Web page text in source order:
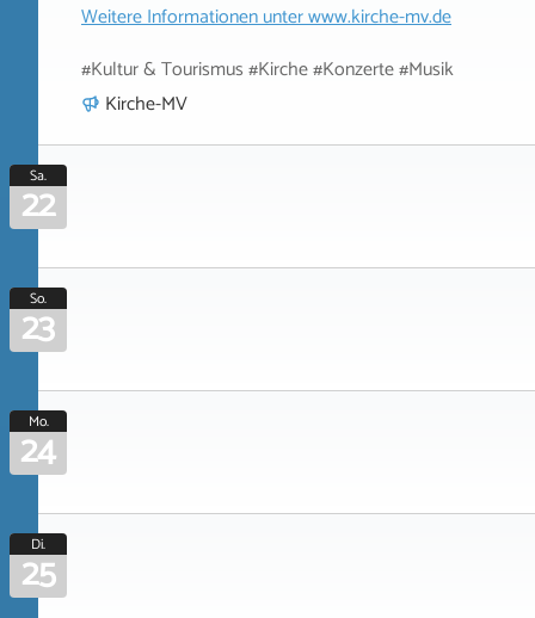
Weitere Informationen unterwww.kirche-mv.de
#Kultur & Tourismus #Kirche #Konzerte #Musik
Kirche-MV
Sa.
22
So.
23
Mo.
24
Di.
25